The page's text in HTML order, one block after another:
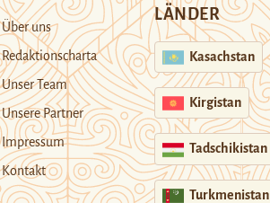
Über uns
Redaktionscharta
Unser Team
Unsere Partner
Impressum
Kontakt
LÄNDER
Kasachstan
Kirgistan
Tadschikistan
Turkmenistan